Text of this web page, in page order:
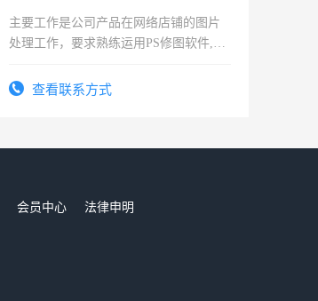
主要工作是公司产品在网络店铺的图片
处理工作，要求熟练运用PS修图软件,工
查看联系方式
会员中心
法律申明